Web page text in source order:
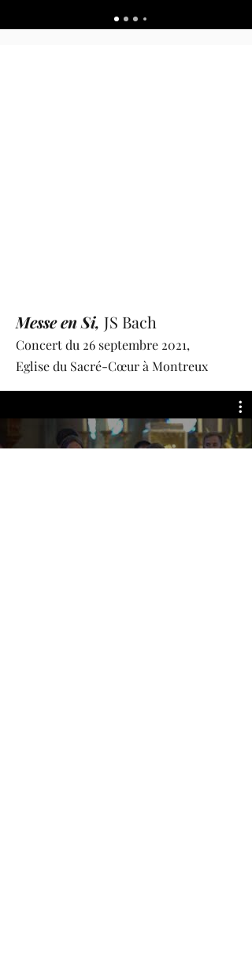
Messe en Si, JS Bach
Concert du 26 septembre 2021,
Eglise du Sacré-Cœur à Montreux